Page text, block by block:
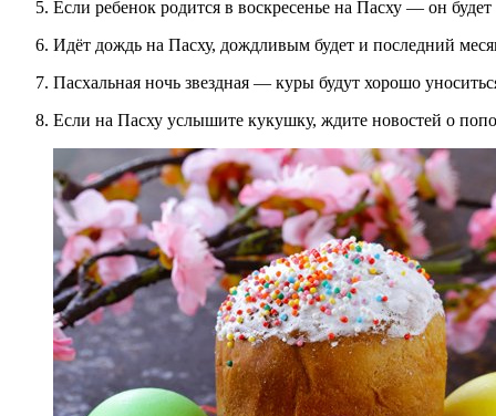
Если ребенок родится в воскресенье на Пасху — он
Идёт дождь на Пасху, дождливым будет и последний
Пасхальная ночь звездная — куры будут хорошо
Если на Пасху услышите кукушку, ждите новостей о